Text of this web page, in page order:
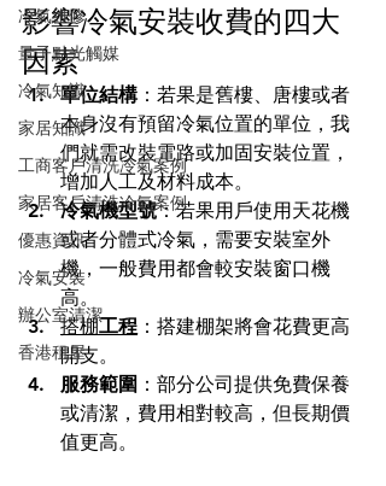
冷氣維修
量子點光觸媒
冷氣知識
家居知識
工商客戶清洗冷氣案例
家居客戶清洗冷氣案例
優惠資訊
冷氣安裝
辦公室清潔
香港租屋
影響冷氣安裝收費的四大
因素
單位結構：若果是舊樓、唐樓或者
本身沒有預留冷氣位置的單位，我
們就需改裝電路或加固安裝位置，
增加人工及材料成本。
冷氣機型號：若果用戶使用天花機
或者分體式冷氣，需要安裝室外
機，一般費用都會較安裝窗口機
高。
搭棚工程 ：搭建棚架將會花費更高
開支。
服務範圍 ：部分公司提供免費保養
或清潔，費用相對較高，但長期價
值更高。